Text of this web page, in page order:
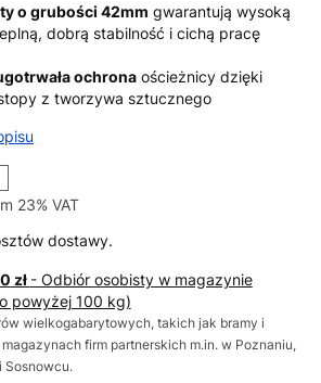
o grubości 42mm gwarantują wysoką
dobrą stabilność i cichą pracę
ochrona ościeżnicy dzięki
z tworzywa sztucznego
23% VAT
23% VAT
dostawy.
zł - Odbiór osobisty w magazynie
powyżej 100 kg)
wielkogabarytowych, takich jak bramy i
firm partnerskich m.in. w Poznaniu,
Sosnowcu.